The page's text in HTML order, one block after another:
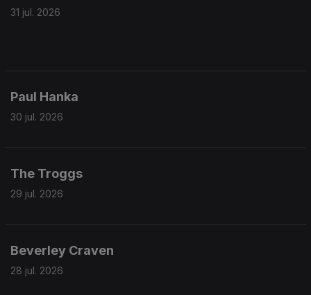
31 jul. 2026
Paul Hanka
30 jul. 2026
The Troggs
29 jul. 2026
Beverley Craven
28 jul. 2026